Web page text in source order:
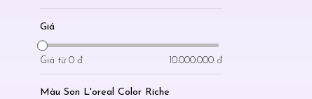
Giá
Giá từ 0 đ 10.000.000 đ
Màu Son L'oreal Color Riche